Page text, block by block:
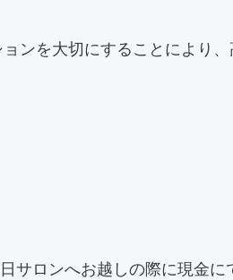
ンを大切にすることにより
サロンへお越しの際に現金に